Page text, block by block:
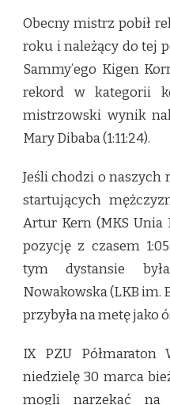
Obecny mistrz pobił
roku i należący do tej
Sammy’ego Kigen
rekord w kategorii
mistrzowski wynik
Mary Dibaba (1:11:24).
Jeśli chodzi o naszych
startujących
Artur Kern (MKS Unia
pozycję z czasem
tym dystansie
Nowakowska (LKB im.
przybyła na metę jako
IX PZU Półmaraton
niedzielę 30 marca
mogli narzekać na